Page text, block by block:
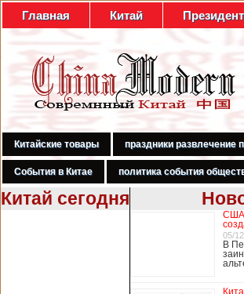
Главная Китай
Китайские товары праздники развлечение
События в Китае политика события
Китай сегодня
США
05/
В